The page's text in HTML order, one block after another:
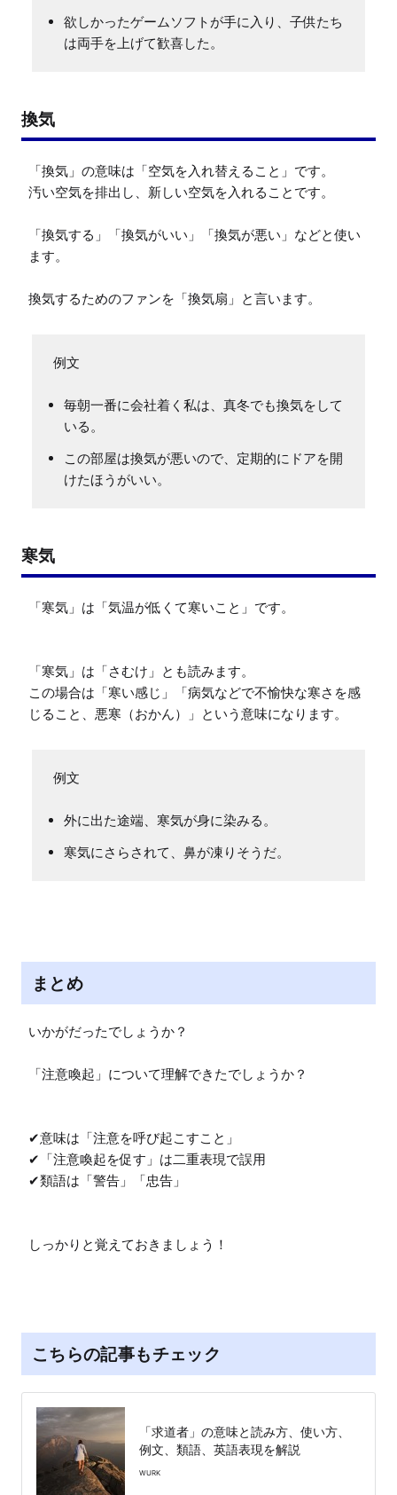
欲しかったゲームソフトが手に入り、子供たち
は両手を上げて歓喜した。
換気
「換気」の意味は「空気を入れ替えること」です。
汚い空気を排出し、新しい空気を入れることです。
「換気する」「換気がいい」「換気が悪い」などと使い
ます。
換気するためのファンを「換気扇」と言います。
毎朝一番に会社着く私は、真冬でも換気をして
いる。
この部屋は換気が悪いので、定期的にドアを開
けたほうがいい。
寒気
「寒気」は「気温が低くて寒いこと」です。
「寒気」は「さむけ」とも読みます。
この場合は「寒い感じ」「病気などで不愉快な寒さを感
じること、悪寒（おかん）」という意味になります。
外に出た途端、寒気が身に染みる。
寒気にさらされて、鼻が凍りそうだ。
まとめ
いかがだったでしょうか？
「注意喚起」について理解できたでしょうか？
✔意味は「注意を呼び起こすこと」
✔「注意喚起を促す」は二重表現で誤用
✔類語は「警告」「忠告」
しっかりと覚えておきましょう！
こちらの記事もチェック
「求道者」の意味と読み方、使い方、
例文、類語、英語表現を解説
WURK